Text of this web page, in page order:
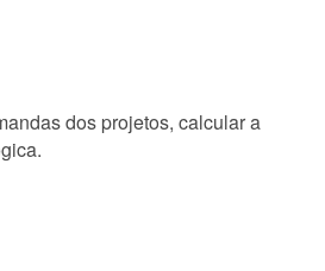
dos projetos, calcular a